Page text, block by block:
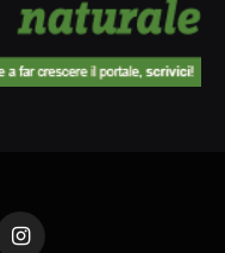
Instagram